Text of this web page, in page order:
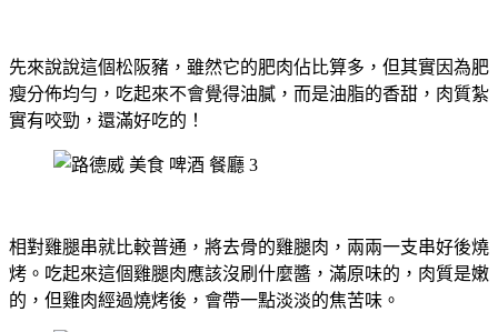
先來說說這個松阪豬，雖然它的肥肉佔比算多，但其實因為肥
瘦分佈均勻，吃起來不會覺得油膩，而是油脂的香甜，肉質紮
實有咬勁，還滿好吃的！
相對雞腿串就比較普通，將去骨的雞腿肉，兩兩一支串好後燒
烤。吃起來這個雞腿肉應該沒刷什麼醬，滿原味的，肉質是嫩
的，但雞肉經過燒烤後，會帶一點淡淡的焦苦味。